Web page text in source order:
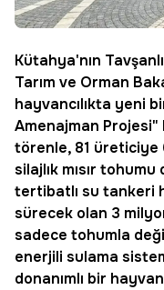
Kütahya'nın
Tarım ve Orman
hayvancılıkta yeni
Amenajman Projesi"
törenle, 81 üreticiye
silajlık mısır tohumu
tertibatlı su tankeri
sürecek olan 3
sadece tohumla
enerjili sulama
donanımlı bir